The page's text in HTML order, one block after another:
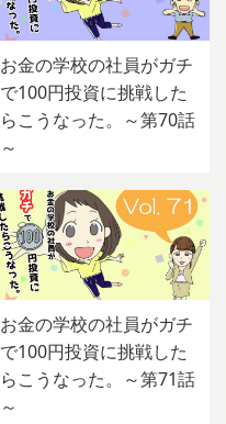
お金の学校の社員がガチ
で100円投資に挑戦した
らこうなった。～第70話
～
お金の学校の社員がガチ
で100円投資に挑戦した
らこうなった。～第71話
～